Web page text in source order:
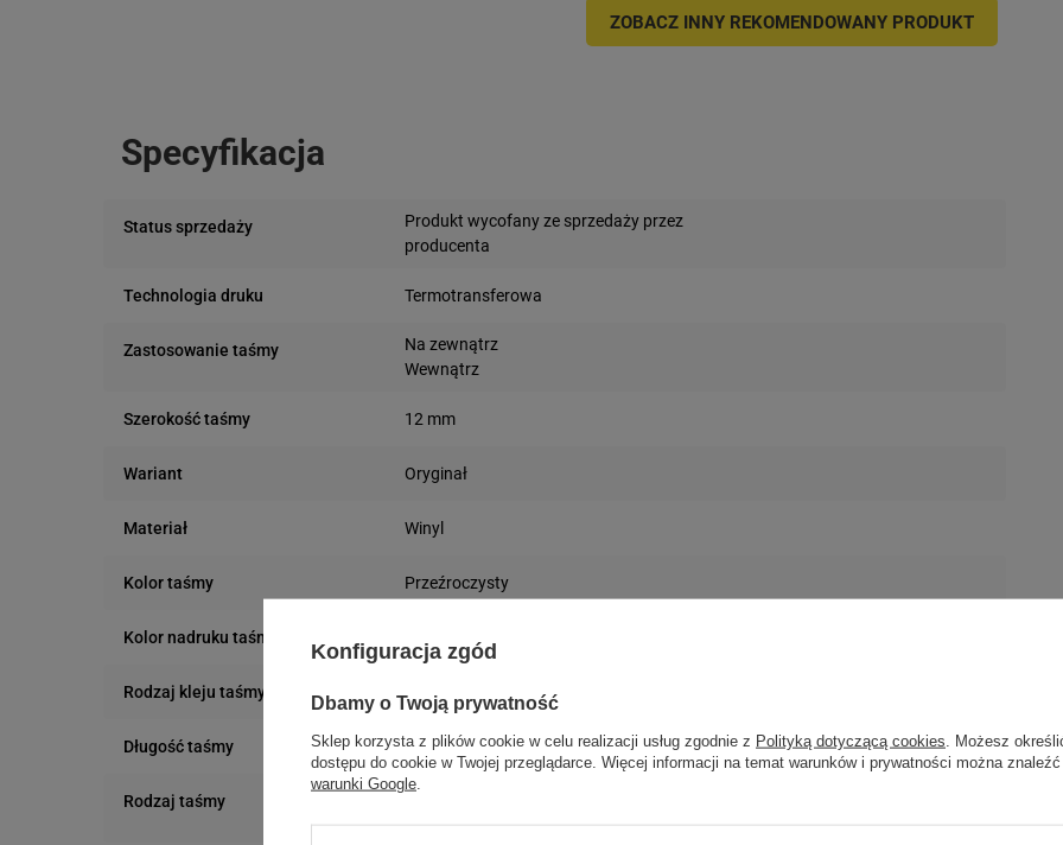
ZOBACZ INNY REKOMENDOWANY PRODUKT
Specyfikacja
Status sprzedaży
Produkt wycofany ze sprzedaży przez
producenta
Technologia druku Termotransferowa
Zastosowanie taśmy
Na zewnątrz
Wewnątrz
Szerokość taśmy 12 mm
Wariant Oryginał
Materiał Winyl
Kolor taśmy Przeźroczysty
Kolor nadruku taśmy
Rodzaj kleju taśmy Mocny klej
Długość taśmy 7 m
Rodzaj taśmy
Winylowa
Konfiguracja zgód
Dbamy o Twoją prywatność
Sklep korzysta z plików cookie w celu realizacji usług zgodnie z Polityką dotyczącą cookies . Możesz
dostępu do cookie w Twojej przeglądarce. Więcej informacji na temat warunków i prywatności można
warunki Google